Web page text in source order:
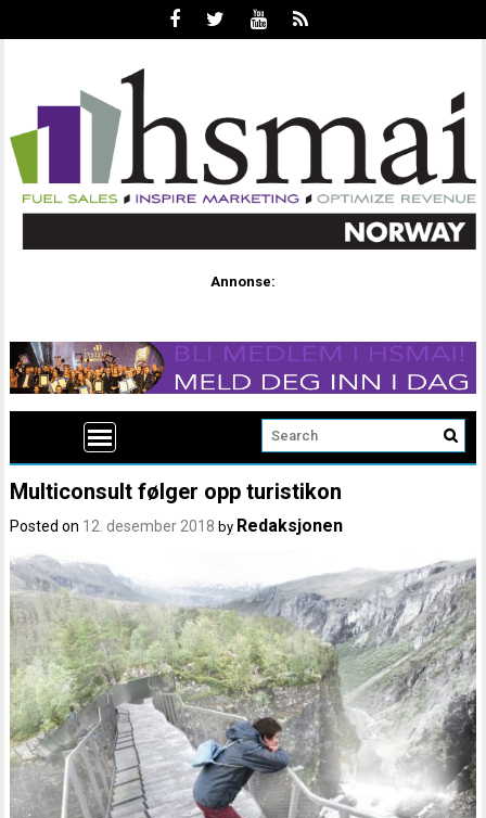
Annonse:
Multiconsult følger opp turistikon
Posted on 12. desember 2018 by Redaksjonen